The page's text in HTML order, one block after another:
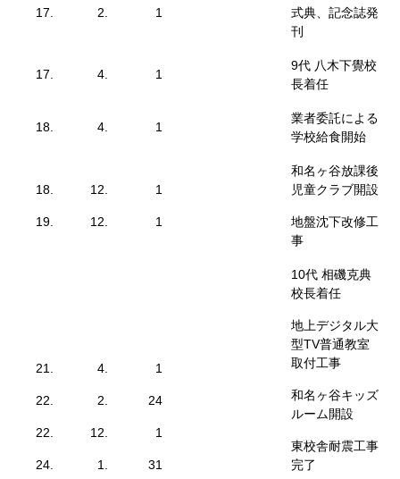
17. 2. 1
式典、記念誌発
刊
17. 4. 1
9代 八木下覺校
長着任
18. 4. 1
業者委託による
学校給食開始
18.
19.
12.
12.
1
1
和名ヶ谷放課後
児童クラブ開設
地盤沈下改修工
事
21.
22.
22.
24.
4.
2.
12.
1.
1
24
1
31
10代 相磯克典
校長着任
地上デジタル大
型TV普通教室
取付工事
和名ヶ谷キッズ
ルーム開設
東校舎耐震工事
完了